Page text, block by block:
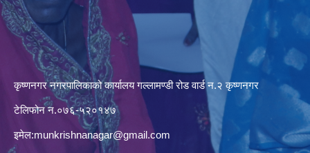
कृष्णनगर नगरपालिकाको कार्यालय गल्लामण्डी रोड वार्ड न.२ कृष्णनगर
टेलिफोन न.०७६-५२०१४७
इमेल:munkrishnanagar@gmail.com